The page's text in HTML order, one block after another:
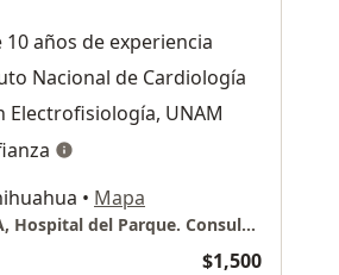
años de experiencia
Nacional de Cardiología
Electrofisiología, UNAM
• Mapa
CHRISTUS MUGUERZA, Hospital del Parque. Consultorio 301 en el 3er piso.
$1,500